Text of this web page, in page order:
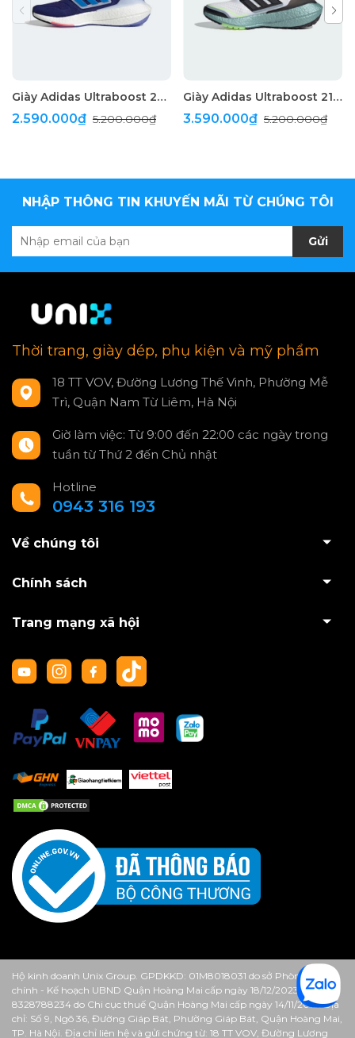
Giày Adidas Ultraboost 22 "Blue Rush"
2.590.000₫ 5.200.000₫
Giày Adidas Ultraboost 21 Cold.RYD "White"
3.590.000₫ 5.200.000₫
NHẬP THÔNG TIN KHUYẾN MÃI TỪ CHÚNG TÔI
Gửi
Thời trang, giày dép, phụ kiện và mỹ phẩm
18 TT VOV, Đường Lương Thế Vinh, Phường Mễ
Trì, Quận Nam Từ Liêm, Hà Nội
Giờ làm việc: Từ 9:00 đến 22:00 các ngày trong
tuần từ Thứ 2 đến Chủ nhật
Hotline
0943 316 193
Về chúng tôi
Chính sách
Trang mạng xã hội
Hộ kinh doanh Unix Group. GPDKKD: 01M8018031 do sở Phòng Tài
chính - Kế hoạch UBND Quận Hoàng Mai cấp ngày 18/12/2023. MST:
8328788234 do Chi cục thuế Quận Hoàng Mai cấp ngày 14/11/2013. Địa
chỉ: Số 9, Ngõ 36, Đường Giáp Bát, Phường Giáp Bát, Quận Hoàng Mai,
TP. Hà Nội. Địa chỉ liên hệ và gửi chứng từ: 18 TT VOV, Đường Lương